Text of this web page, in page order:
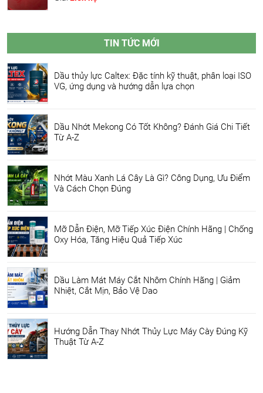
TIN TỨC MỚI
Dầu thủy lực Caltex: Đặc tính kỹ thuật, phân loại ISO
VG, ứng dụng và hướng dẫn lựa chọn
Dầu Nhớt Mekong Có Tốt Không? Đánh Giá Chi Tiết
Từ A-Z
Nhớt Màu Xanh Lá Cây Là Gì? Công Dụng, Ưu Điểm
Và Cách Chọn Đúng
Mỡ Dẫn Điện, Mỡ Tiếp Xúc Điện Chính Hãng | Chống
Oxy Hóa, Tăng Hiệu Quả Tiếp Xúc
Dầu Làm Mát Máy Cắt Nhôm Chính Hãng | Giảm
Nhiệt, Cắt Mịn, Bảo Vệ Dao
Hướng Dẫn Thay Nhớt Thủy Lực Máy Cày Đúng Kỹ
Thuật Từ A-Z